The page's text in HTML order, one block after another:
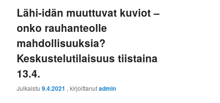
Lähi-idän muuttuvat kuviot –
onko rauhanteolle
mahdollisuuksia?
Keskustelutilaisuus tiistaina
13.4.
Julkaistu9.4.2021 , kirjoittanutadmin